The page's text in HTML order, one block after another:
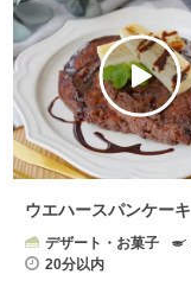
ウエハースパンケーキ
デザート・お菓子
20分以内